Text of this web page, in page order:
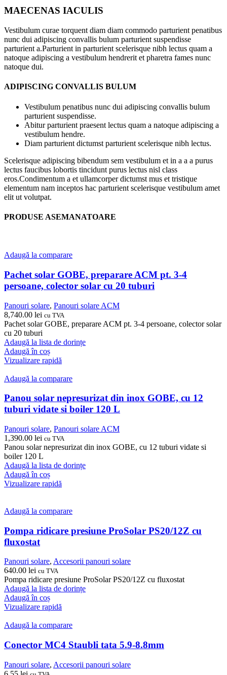
MAECENAS IACULIS
Vestibulum curae torquent diam diam commodo parturient penatibus
nunc dui adipiscing convallis bulum parturient suspendisse
parturient a.Parturient in parturient scelerisque nibh lectus quam a
natoque adipiscing a vestibulum hendrerit et pharetra fames nunc
natoque dui.
ADIPISCING CONVALLIS BULUM
Vestibulum penatibus nunc dui adipiscing convallis bulum
parturient suspendisse.
Abitur parturient praesent lectus quam a natoque adipiscing a
vestibulum hendre.
Diam parturient dictumst parturient scelerisque nibh lectus.
Scelerisque adipiscing bibendum sem vestibulum et in a a a purus
lectus faucibus lobortis tincidunt purus lectus nisl class
eros.Condimentum a et ullamcorper dictumst mus et tristique
elementum nam inceptos hac parturient scelerisque vestibulum amet
elit ut volutpat.
PRODUSE ASEMANATOARE
Adaugă la comparare
Pachet solar GOBE, preparare ACM pt. 3-4
persoane, colector solar cu 20 tuburi
Panouri solare, Panouri solare ACM
8,740.00 lei cu TVA
Pachet solar GOBE, preparare ACM pt. 3-4 persoane, colector solar
cu 20 tuburi
Adaugă la lista de dorințe
Adaugă în coș
Vizualizare rapidă
Adaugă la comparare
Panou solar nepresurizat din inox GOBE, cu 12
tuburi vidate si boiler 120 L
Panouri solare, Panouri solare ACM
1,390.00 lei cu TVA
Panou solar nepresurizat din inox GOBE, cu 12 tuburi vidate si
boiler 120 L
Adaugă la lista de dorințe
Adaugă în coș
Vizualizare rapidă
Adaugă la comparare
Pompa ridicare presiune ProSolar PS20/12Z cu
fluxostat
Panouri solare, Accesorii panouri solare
640.00 lei cu TVA
Pompa ridicare presiune ProSolar PS20/12Z cu fluxostat
Adaugă la lista de dorințe
Adaugă în coș
Vizualizare rapidă
Adaugă la comparare
Conector MC4 Staubli tata 5.9-8.8mm
Panouri solare, Accesorii panouri solare